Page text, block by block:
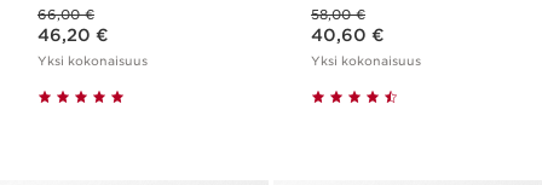
66,00 €
Nykyinen hinta 46,20 €
46,20 €
Yksi kokonaisuus
58,00 €
Nykyinen hinta 40,60 €
40,60 €
Yksi kokonaisuus